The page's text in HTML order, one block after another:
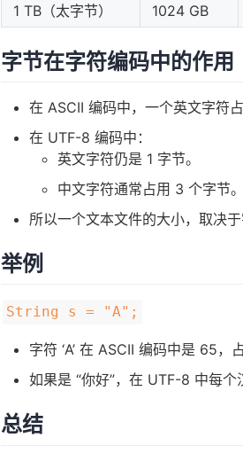
1 TB（太字节）
1024 GB
字节在字符编码中的作用
在 ASCII 编码中，一个英文字符占
在 UTF-8 编码中：
英文字符仍是 1 字节。
中文字符通常占用 3 个字节。
所以一个文本文件的大小，取决于
举例
String s = "A";
字符 ‘A’ 在 ASCII 编码中是 65，
如果是 “你好”，在 UTF-8 中每个
总结